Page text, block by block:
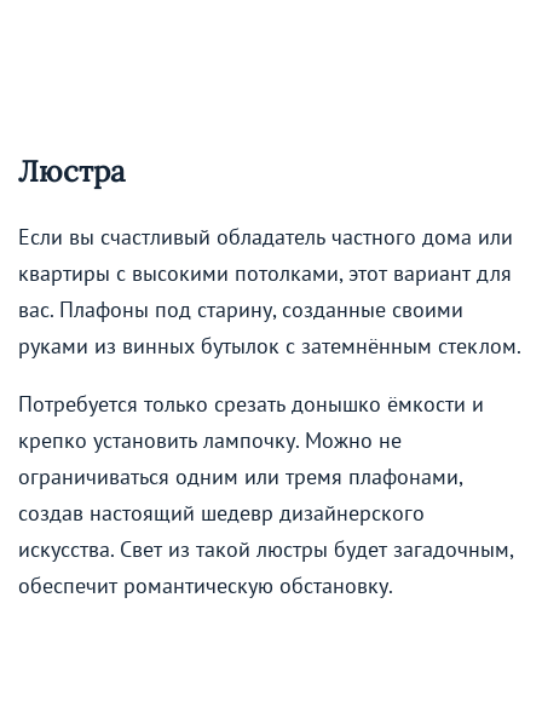
Люстра
Если вы счастливый обладатель частного дома или
квартиры с высокими потолками, этот вариант для
вас. Плафоны под старину, созданные своими
руками из винных бутылок с затемнённым стеклом.
Потребуется только срезать донышко ёмкости и
крепко установить лампочку. Можно не
ограничиваться одним или тремя плафонами,
создав настоящий шедевр дизайнерского
искусства. Свет из такой люстры будет загадочным,
обеспечит романтическую обстановку.